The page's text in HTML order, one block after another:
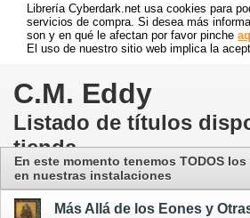
Librería Cyberdark.net usa cookies para
servicios de compra. Si desea más
son y en qué le afectan por favor pinche
El uso de nuestro sitio web implica la
C.M. Eddy
Listado de títulos
tienda
En este momento tenemos TODOS
en nuestras instalaciones